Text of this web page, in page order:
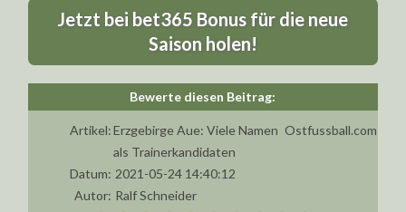
Jetzt bei bet365 Bonus für die neue
Saison holen!
Artikel:Erzgebirge Aue: Viele Namen
als Trainerkandidaten
Ostfussball.com
Datum: 2021-05-24 14:40:12
Autor: Ralf Schneider